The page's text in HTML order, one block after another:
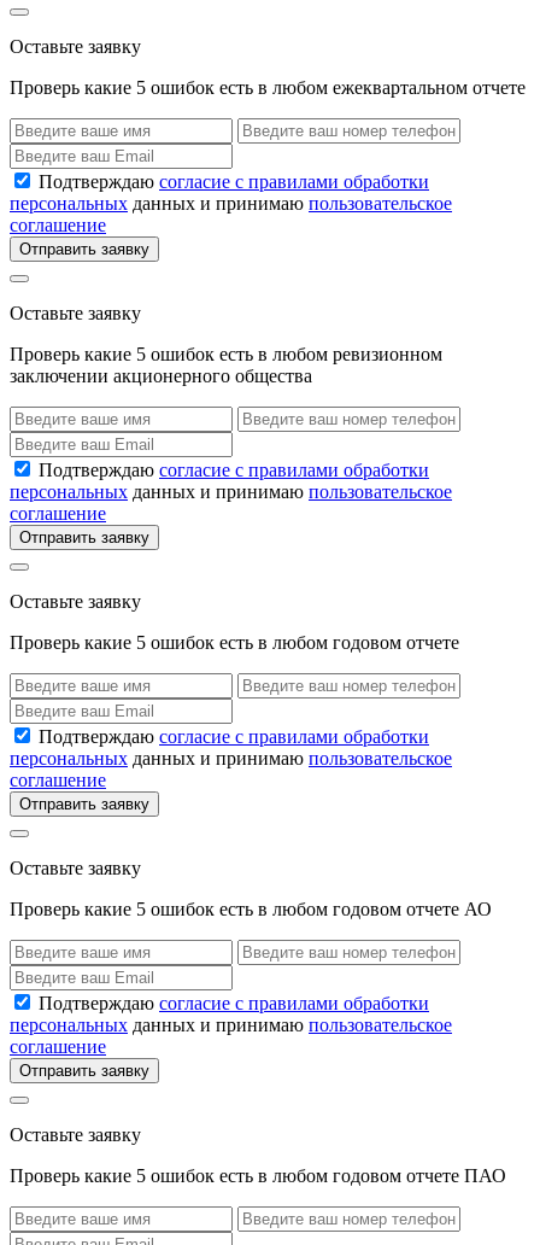
Оставьте заявку
Проверь какие 5 ошибок есть в любом ежеквартальном отчете
Подтверждаю согласие с правилами обработки
персональных данных и принимаю пользовательское
соглашение
Отправить заявку
Оставьте заявку
Проверь какие 5 ошибок есть в любом ревизионном
заключении акционерного общества
Подтверждаю согласие с правилами обработки
персональных данных и принимаю пользовательское
соглашение
Отправить заявку
Оставьте заявку
Проверь какие 5 ошибок есть в любом годовом отчете
Подтверждаю согласие с правилами обработки
персональных данных и принимаю пользовательское
соглашение
Отправить заявку
Оставьте заявку
Проверь какие 5 ошибок есть в любом годовом отчете АО
Подтверждаю согласие с правилами обработки
персональных данных и принимаю пользовательское
соглашение
Отправить заявку
Оставьте заявку
Проверь какие 5 ошибок есть в любом годовом отчете ПАО